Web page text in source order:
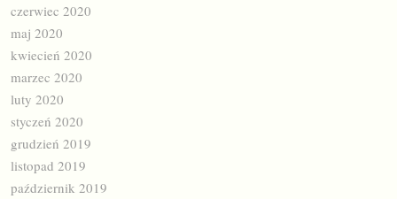
czerwiec 2020
maj 2020
kwiecień 2020
marzec 2020
luty 2020
styczeń 2020
grudzień 2019
listopad 2019
październik 2019